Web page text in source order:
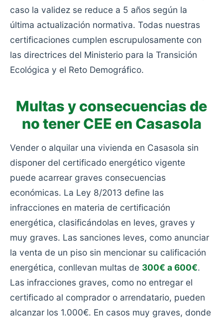
caso la validez se reduce a 5 años según la
última actualización normativa. Todas nuestras
certificaciones cumplen escrupulosamente con
las directrices del Ministerio para la Transición
Ecológica y el Reto Demográfico.
Multas y consecuencias de
no tener CEE en Casasola
Vender o alquilar una vivienda en Casasola sin
disponer del certificado energético vigente
puede acarrear graves consecuencias
económicas. La Ley 8/2013 define las
infracciones en materia de certificación
energética, clasificándolas en leves, graves y
muy graves. Las sanciones leves, como anunciar
la venta de un piso sin mencionar su calificación
energética, conllevan multas de 300€ a 600€.
Las infracciones graves, como no entregar el
certificado al comprador o arrendatario, pueden
alcanzar los 1.000€. En casos muy graves, donde